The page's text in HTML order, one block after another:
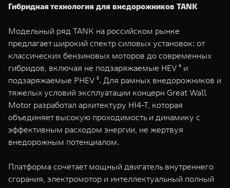
Гибридная технология для внедорожников TANK
Модельный ряд TANK на российском рынке
предлагает широкий спектр силовых установок: от
классических бензиновых моторов до современных
гибридов, включая не подзаряжаемые HEV ⁴ и
подзаряжаемые PHEV ⁵. Для рамных внедорожников и
тяжелых условий эксплуатации концерн Great Wall
Motor разработал архитектуру Hi4-T, которая
объединяет высокую проходимость и динамику с
эффективным расходом энергии, не жертвуя
внедорожным потенциалом.
Платформа сочетает мощный двигатель внутреннего
сгорания, электромотор и интеллектуальный полный